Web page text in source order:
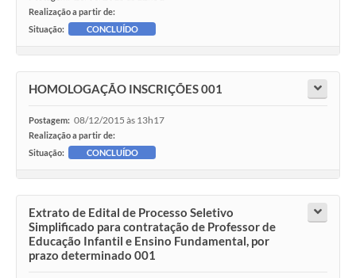
Realização a partir de:
Situação:
CONCLUÍDO
HOMOLOGAÇÃO INSCRIÇÕES 001
Postagem: 08/12/2015 às 13h17
Realização a partir de:
Situação:
CONCLUÍDO
Extrato de Edital de Processo Seletivo
Simplificado para contratação de Professor de
Educação Infantil e Ensino Fundamental, por
prazo determinado 001